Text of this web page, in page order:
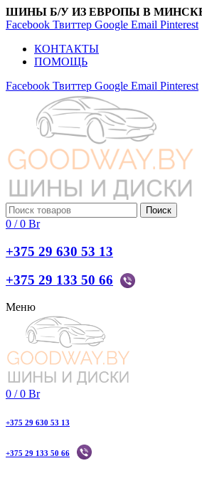
ШИНЫ Б/У ИЗ ЕВРОПЫ В МИНСКЕ
Facebook Твиттер Google Email Pinterest
КОНТАКТЫ
ПОМОЩЬ
Facebook Твиттер Google Email Pinterest
Поиск
0 / 0 Br
+375 29 630 53 13
+375 29 133 50 66
Меню
0 / 0 Br
+375 29 630 53 13
+375 29 133 50 66